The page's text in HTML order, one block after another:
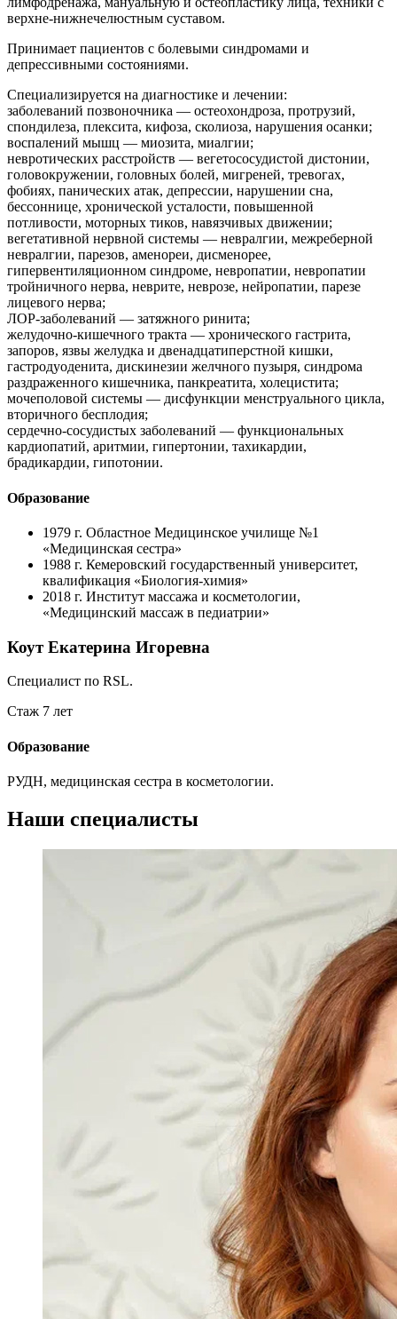
верхне-нижнечелюстным суставом.
Принимает пациентов с болевыми синдромами и
депрессивными состояниями.
Cпециализируется на диагностике и лечении:
заболеваний позвоночника — остеохондроза, протрузий,
спондилеза, плексита, кифоза, сколиоза, нарушения осанки;
воспалений мышц — миозита, миалгии;
невротических расстройств — вегетососудистой дистонии,
головокружении, головных болей, мигреней, тревогах,
фобиях, панических атак, депрессии, нарушении сна,
бессоннице, хронической усталости, повышенной
потливости, моторных тиков, навязчивых движении;
вегетативной нервной системы — невралгии, межреберной
невралгии, парезов, аменореи, дисменорее,
гипервентиляционном синдроме, невропатии, невропатии
тройничного нерва, неврите, неврозе, нейропатии, парезе
лицевого нерва;
ЛОР-заболеваний — затяжного ринита;
желудочно-кишечного тракта — хронического гастрита,
запоров, язвы желудка и двенадцатиперстной кишки,
гастродуоденита, дискинезии желчного пузыря, синдрома
раздраженного кишечника, панкреатита, холецистита;
мочеполовой системы — дисфункции менструального цикла,
вторичного бесплодия;
сердечно-сосудистых заболеваний — функциональных
кардиопатий, аритмии, гипертонии, тахикардии,
брадикардии, гипотонии.
Образование
1979 г. Областное Медицинское училище №1
«Медицинская сестра»
1988 г. Кемеровский государственный университет,
квалификация «Биология-химия»
2018 г. Институт массажа и косметологии,
«Медицинский массаж в педиатрии»
Коут Екатерина Игоревна
Специалист по RSL.
Стаж 7 лет
Образование
РУДН, медицинская сестра в косметологии.
Наши специалисты